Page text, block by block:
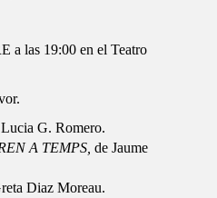
las 19:00 en el Teatro
G. Romero.
A TEMPS, de Jaume
Diaz Moreau.